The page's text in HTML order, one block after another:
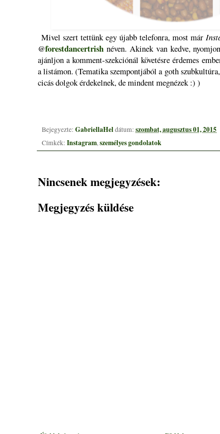
Mivel szert tettünk egy újabb telefonra, most már
@forestdancertrish néven. Akinek van kedve,
ajánljon a komment-szekciónál követésre érdemes
a listámon. (Tematika szempontjából a goth
cicás dolgok érdekelnek, de mindent megnézek :) )
Bejegyezte: GabriellaHeldátum: szombat, augusztus 01, 2015
Címkék: Instagram,személyes gondolatok
Nincsenek megjegyzések:
Megjegyzés küldése